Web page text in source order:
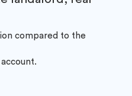
compared to the